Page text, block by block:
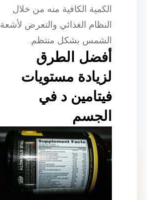
الكمية الكافية منه من خلال
النظام الغذائي والتعرض لأشعة
الشمس بشكل منتظم.
أفضل الطرق
لزيادة مستويات
فيتامين د في
الجسم